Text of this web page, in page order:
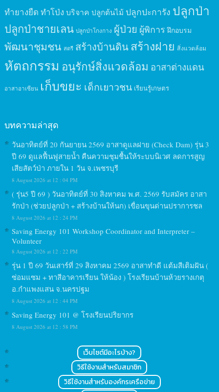
ทำยางยืด ทำโป่ง บริจาค ปลูกต้นไม้ ปลูกปะการัง ปลูกป่า
ปลูกป่าชายเลน ปลูกป่าโกงกาง ผู้ป่วย ผู้พิการ ฝึกอบรม
พัฒนาชุมชน สตรี สร้างบ้านดินสร้างฝาย สิ่งแวดล้อม
หัตถกรรม อนุรักษ์สิ่งแวดล้อม อาสาต่างแดน
อาสาอาเซียน เก็บขยะ เด็กเยาวชน เรียนรู้เกษตร
บทความล่าสุด
วันอาทิตย์ที่ 20 กันยายน 2569 อาสาดูแลฝาย (Check Dam) รุ่น 3
ปี 69 ดูแลฟื้นฟูสายน้ำ คืนความชุมชื้นให้ระบบนิเวศ ลดการสูญ
เสียสัตว์ป่า ภายใน 1 วัน จ.เพชรบุรี
8 August 2026 at 12 : 04 PM
( รุ่น5 ปี 69 ) วันอาทิตย์ที่ 30 สิงหาคม พ.ศ. 2569 รับสมัคร อาสา
รักป่า (ช่วยปลูกป่า + สร้างบ้านให้นก) เขื่อนขุนด่านปราการชล
8 August 2026 at 12 : 24 PM
Saving Energy 101 Workshop Coordinator and Interpreter –
Volunteer
8 August 2026 at 12 : 22 PM
รุ่น 1 ปี 69 วันเสาร์ที่ 29 สิงหาคม 2569 อาสาทำดี แต้มสีเติมฝัน (
ซ่อมแซม + ทาสีอาคารเรียน ให้น้อง ) โรงเรียนบ้านห้วยรางเกตุ
อ.กำแพงแสน จ.นครปฐม
8 August 2026 at 12 : 44 PM
Saving Energy 101 @ โรงเรียนปริยากร
8 August 2026 at 12 : 58 PM
เว็บไซต์มีอะไรบ้าง?
วิธีใช้งานสำหรับสมาชิก
วิธีใช้งานสำหรับองค์กรเครือข่าย